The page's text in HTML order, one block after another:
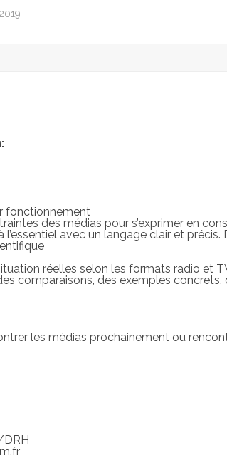
fonctionnement
des médias pour s’exprimer en
l’essentiel avec un langage clair et
réelles selon les formats radio et
comparaisons, des exemples
les médias prochainement ou
DRH